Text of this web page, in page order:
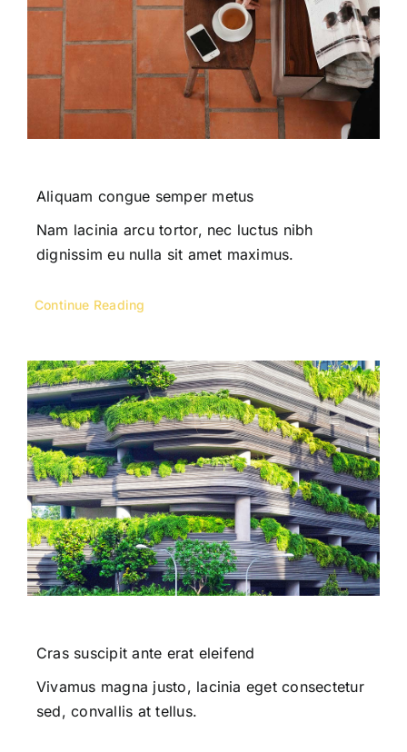
Aliquam congue semper metus
Nam lacinia arcu tortor, nec luctus nibh
dignissim eu nulla sit amet maximus.
Continue Reading
Cras suscipit ante erat eleifend
Vivamus magna justo, lacinia eget consectetur
sed, convallis at tellus.